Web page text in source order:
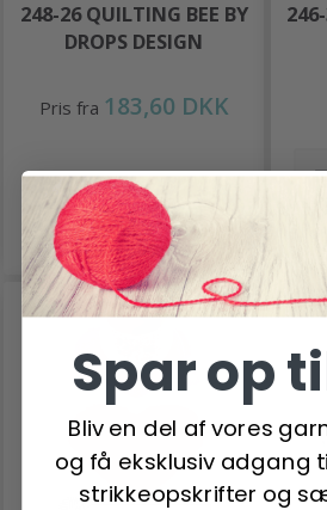
248-26 QUILTING BEE BY
DROPS DESIGN
Pris fra 183,60 DKK
Se produktet
Spar op
Bliv en del af vores
og få eksklusiv adgang
strikkeopskrifter og